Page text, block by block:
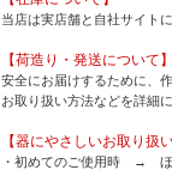
当店は実店舗と自社サイト
【荷造り・発送について】
安全にお届けするために、
お取り扱い方法などを詳細
【器にやさしいお取り扱い
・初めてのご使用時 → ほ